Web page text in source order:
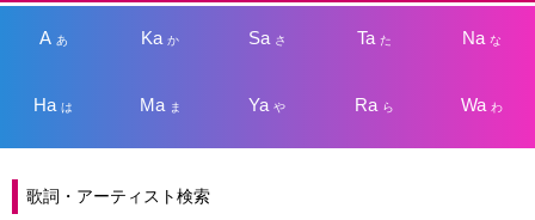
A あ Kaか Sa さ Taた Na な
Haは Ma ま Yaや Ra ら Wa わ
歌詞・アーティスト検索